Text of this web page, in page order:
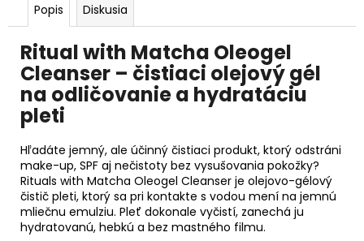
Popis Diskusia
Ritual with Matcha Oleogel
Cleanser – čistiaci olejový gél
na odličovanie a hydratáciu
pleti
Hľadáte jemný, ale účinný čistiaci produkt, ktorý odstráni
make-up, SPF aj nečistoty bez vysušovania pokožky?
Rituals with Matcha Oleogel Cleanser je olejovo-gélový
čistič pleti, ktorý sa pri kontakte s vodou mení na jemnú
mliečnu emulziu. Pleť dokonale vyčistí, zanechá ju
hydratovanú, hebkú a bez mastného filmu.